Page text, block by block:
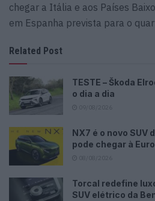
chegar a Itália e aos Países
em Espanha prevista para o
Related Post
TESTE – Škoda
o dia a dia
NX7 é o novo SUV
pode chegar à
Torcal redefine
SUV elétrico da